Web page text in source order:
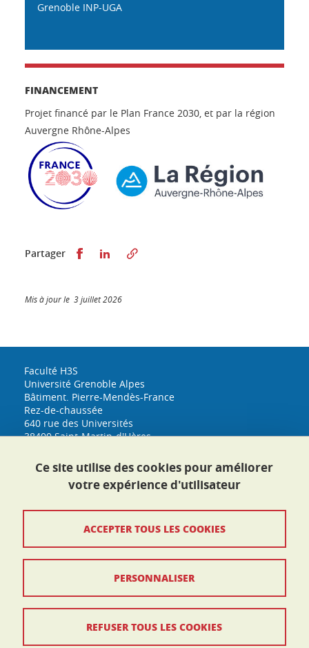
Grenoble INP-UGA
FINANCEMENT
Projet financé par le Plan France 2030, et par la région
Auvergne Rhône-Alpes
Partager Partager sur Facebook
Partager sur LinkedIn
Mis à jour le 3 juillet 2026
Faculté H3S
Université Grenoble Alpes
Bâtiment. Pierre-Mendès-France
Rez-de-chaussée
640 rue des Universités
38400 Saint-Martin-d'Hères
Tél. : 04 76 74 33 53
Plan d'accès
Mentions légales
Données personnelles
Politique des cookies
Gestion des cookies
Ce site utilise des cookies pour améliorer
votre expérience d'utilisateur
ACCEPTER TOUS LES COOKIES
REFUSER TOUS LES COOKIES
PERSONNALISER